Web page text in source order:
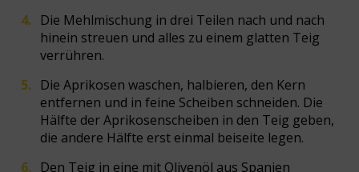
Die Mehlmischung in drei Teilen nach und nach
hinein streuen und alles zu einem glatten Teig
verrühren.
Die Aprikosen waschen, halbieren, den Kern
entfernen und in feine Scheiben schneiden. Die
Hälfte der Aprikosenscheiben in den Teig geben,
die andere Hälfte erst einmal beiseite legen.
Den Teig in eine mit Olivenöl aus Spanien